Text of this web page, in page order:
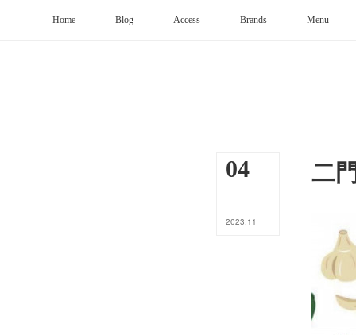
Home Blog Access Brands Menu
04
2023.11
二